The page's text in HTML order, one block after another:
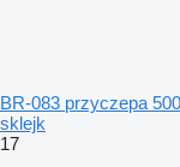
BR-083 przyczepa
sklejk
17